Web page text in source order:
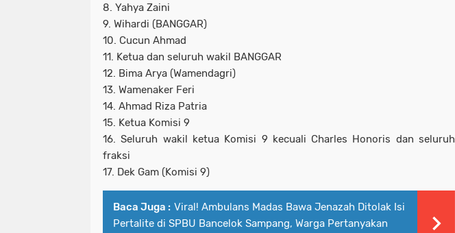
8. Yahya Zaini
9. Wihardi (BANGGAR)
10. Cucun Ahmad
11. Ketua dan seluruh wakil BANGGAR
12. Bima Arya (Wamendagri)
13. Wamenaker Feri
14. Ahmad Riza Patria
15. Ketua Komisi 9
16. Seluruh wakil ketua Komisi 9 kecuali Charles Honoris dan seluruh
fraksi
17. Dek Gam (Komisi 9)
Baca Juga : Viral! Ambulans Madas Bawa Jenazah Ditolak Isi
Pertalite di SPBU Bancelok Sampang, Warga Pertanyakan